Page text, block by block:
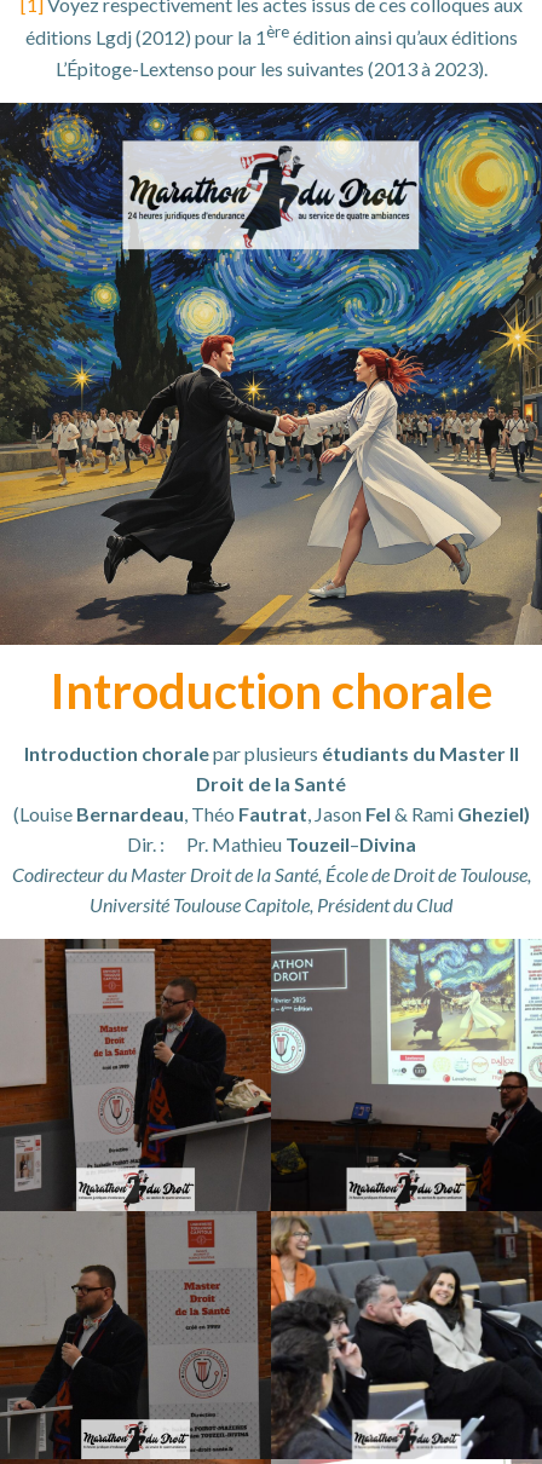
[1]
Voyez respectivement les actes issus de ces colloques aux
éditions Lgdj (2012) pour la 1èreédition ainsi qu’aux éditions
L’Épitoge-Lextenso pour les suivantes (2013 à 2023).
Introduction chorale
Introduction choralepar plusieurs étudiants du Master II
Droit de la Santé
(LouiseBernardeau , Théo Fautrat , JasonFel & RamiGheziel)
Dir. : Pr. Mathieu Touzeil–Divina
Codirecteur du Master Droit de la Santé, École de Droit de Toulouse,
Université Toulouse Capitole, Président du Clud